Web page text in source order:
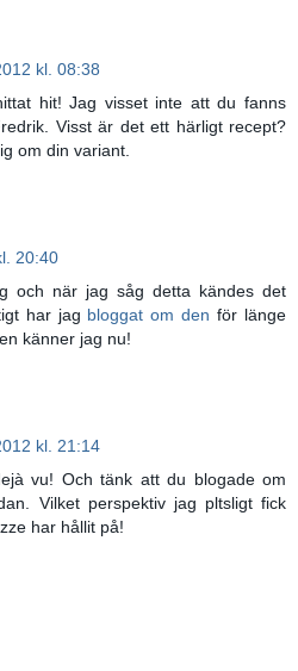
kl. 08:38
hit! Jag visset inte att du fanns
Visst är det ett härligt recept?
om din variant.
20:40
och när jag såg detta kändes det
har jag bloggat om den för länge
känner jag nu!
kl. 21:14
vu! Och tänk att du blogade om
Vilket perspektiv jag pltsligt fick
har hållit på!